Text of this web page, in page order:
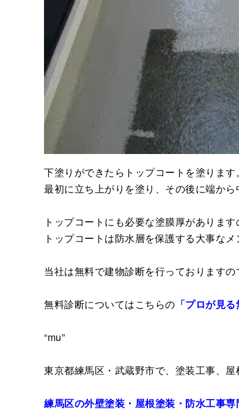
下塗りができたらトップコートを塗ります。
最初に立ち上がりを塗り、その後に端から
トップコートにも必要な塗膜厚がありま
トップコートは防水層を保護する大事な
当社は無料で建物診断を行っております
無料診断についてはこちらの 「プロが見る
“mu”
東京都練馬区・武蔵野市で、塗装工事、
練馬区の外壁塗装・屋根塗装・防水工事専